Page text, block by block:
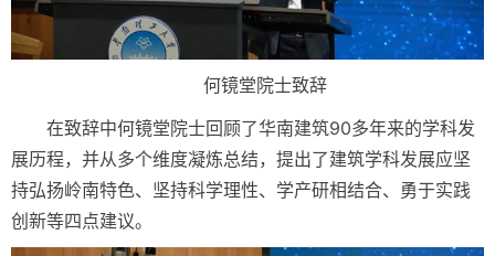
何镜堂院士致辞
在致辞中何镜堂院士回顾了华南建筑90多年来的学科发
展历程，并从多个维度凝炼总结，提出了建筑学科发展应坚
持弘扬岭南特色、坚持科学理性、学产研相结合、勇于实践
创新等四点建议。